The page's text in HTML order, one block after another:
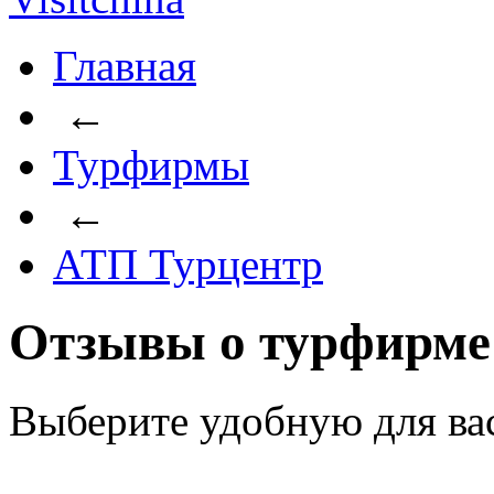
Главная
←
Турфирмы
←
АТП Турцентр
Отзывы о
Выберите удобную для